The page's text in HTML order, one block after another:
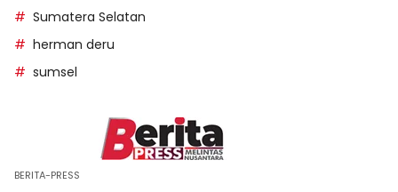
Sumatera Selatan
herman deru
sumsel
BERITA-PRESS